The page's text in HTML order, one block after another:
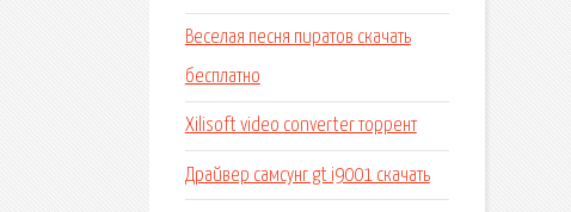
Веселая песня пиратов скачать
бесплатно
Xilisoft video converter торрент
Драйвер самсунг gt i9001 скачать